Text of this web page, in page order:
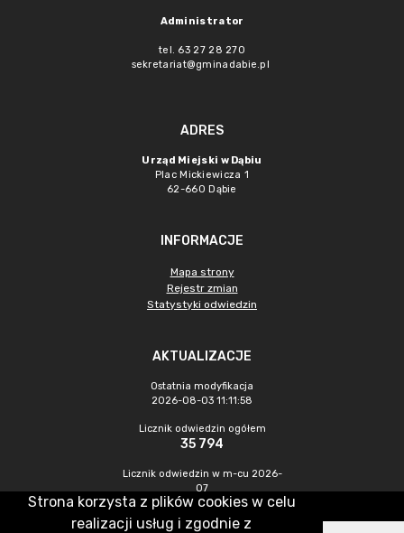
Administrator
tel. 63 27 28 270
sekretariat@gminadabie.pl
ADRES
Urząd Miejski w Dąbiu
Plac Mickiewicza 1
62-660 Dąbie
INFORMACJE
Mapa strony
Rejestr zmian
Statystyki odwiedzin
AKTUALIZACJE
Ostatnia modyfikacja
2026-08-03 11:11:58
Licznik odwiedzin ogółem
35 794
Licznik odwiedzin w m-cu 2026-
07
453
Strona korzysta z plików cookies w celu
realizacji usług i zgodnie z